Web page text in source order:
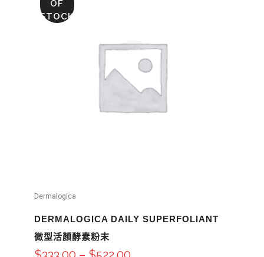
OF
STOCK
Dermalogica
DERMALOGICA DAILY SUPERFOLIANT
微型活顏酵素粉末